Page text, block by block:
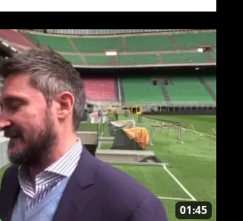
01:45